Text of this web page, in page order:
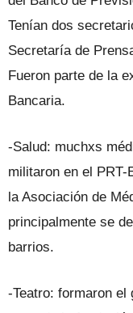
Tenían dos
Secretaría de
Fueron parte de la
Bancaria.
-Salud: muchxs
militaron en el PRT-
la Asociación de
principalmente se
barrios.
-Teatro: formaron el